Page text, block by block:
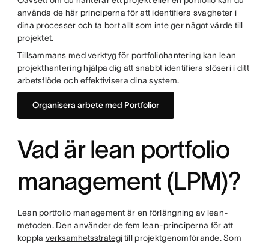
använda de här principerna för att identifiera svagheter i
dina processer och ta bort allt som inte ger något värde till
projektet.
Tillsammans med verktyg för portfoliohantering kan lean
projekthantering hjälpa dig att snabbt identifiera slöseri i ditt
arbetsflöde och effektivisera dina system.
Organisera arbete med Portfolior
Vad är lean portfolio
management (LPM)?
Lean portfolio management är en förlängning av lean-
metoden. Den använder de fem lean-principerna för att
koppla verksamhetsstrategitill projektgenomförande. Som